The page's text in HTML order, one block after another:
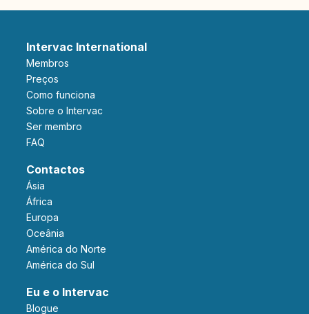
Intervac International
Membros
Preços
Como funciona
Sobre o Intervac
Ser membro
FAQ
Contactos
Ásia
África
Europa
Oceânia
América do Norte
América do Sul
Eu e o Intervac
Blogue